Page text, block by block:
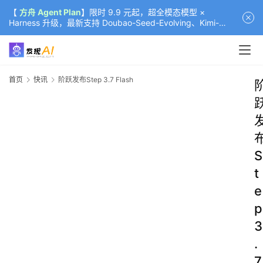
【 方舟 Agent Plan】限时 9.9 元起，超全模态模型 ×
Harness 升级，最新支持 Doubao-Seed-Evolving、Kimi-
K3（部分）、GLM-5.2
首页 快讯 阶跃发布Step 3.7 Flash
S
t
e
p
3
.